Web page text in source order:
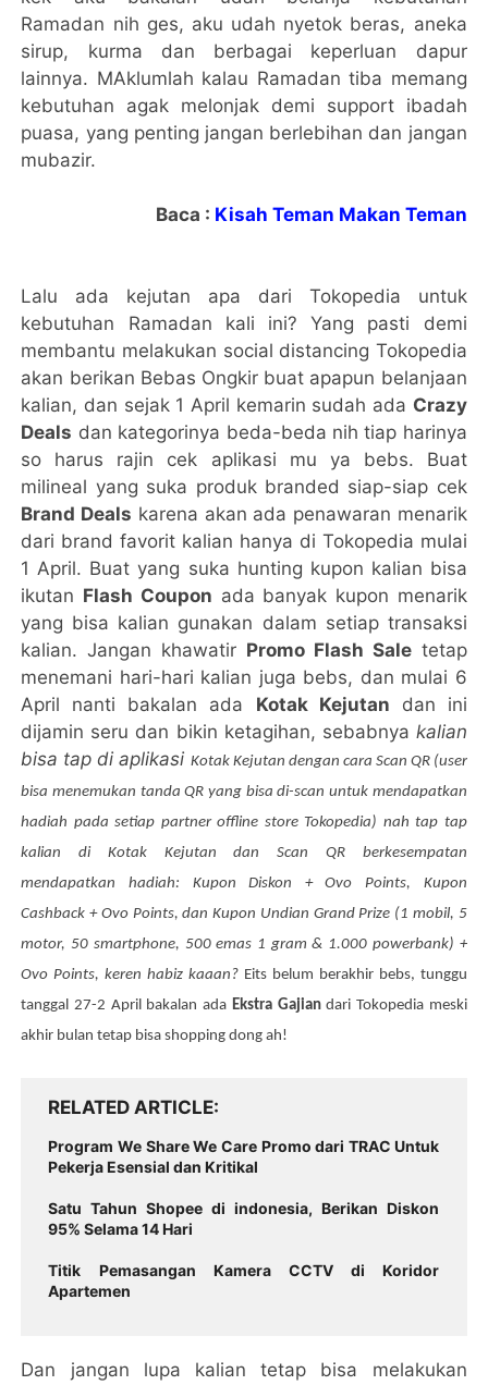
Ramadan nih ges, aku udah nyetok beras, aneka
sirup, kurma dan berbagai keperluan dapur
lainnya. MAklumlah kalau Ramadan tiba memang
kebutuhan agak melonjak demi support ibadah
puasa, yang penting jangan berlebihan dan jangan
mubazir.
Baca : Kisah Teman Makan Teman
Lalu ada kejutan apa dari Tokopedia untuk
kebutuhan Ramadan kali ini? Yang pasti demi
membantu melakukan social distancing Tokopedia
akan berikan Bebas Ongkir buat apapun belanjaan
kalian, dan sejak 1 April kemarin sudah ada Crazy
Deals dan kategorinya beda-beda nih tiap harinya
so harus rajin cek aplikasi mu ya bebs. Buat
milineal yang suka produk branded siap-siap cek
Brand Deals karena akan ada penawaran menarik
dari brand favorit kalian hanya di Tokopedia mulai
1 April. Buat yang suka hunting kupon kalian bisa
ikutan Flash Coupon ada banyak kupon menarik
yang bisa kalian gunakan dalam setiap transaksi
kalian. Jangan khawatir Promo Flash Saletetap
menemani hari-hari kalian juga bebs, dan mulai 6
April nanti bakalan ada Kotak Kejutan dan ini
dijamin seru dan bikin ketagihan, sebabnya kalian
bisa tap di aplikasi Kotak Kejutan dengan cara Scan QR (user
bisa menemukan tanda QR yang bisa di-scan untuk mendapatkan
hadiah pada setiap partner offline store Tokopedia) nah tap tap
kalian di Kotak Kejutan dan Scan QR berkesempatan
mendapatkan hadiah: Kupon Diskon + Ovo Points, Kupon
Cashback + Ovo Points, dan Kupon Undian Grand Prize (1 mobil, 5
motor, 50 smartphone, 500 emas 1 gram & 1.000 powerbank) +
Ovo Points, keren habiz kaaan? Eits belum berakhir bebs, tunggu
tanggal 27-2 April bakalan ada Ekstra Gajian dari Tokopedia meski
akhir bulan tetap bisa shopping dong ah!
RELATED ARTICLE
Program We Share We Care Promo dari TRAC Untuk
Pekerja Esensial dan Kritikal
Satu Tahun Shopee di indonesia, Berikan Diskon
95% Selama 14 Hari
Titik Pemasangan Kamera CCTV di Koridor
Apartemen
Dan jangan lupa kalian tetap bisa melakukan